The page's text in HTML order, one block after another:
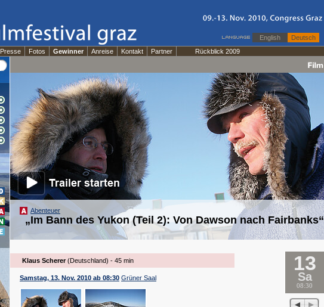
English
Deutsch
Presse Fotos Gewinner Anreise Kontakt Partner Rückblick 2009
Abenteuer
„Im Bann des Yukon (Teil 2): Von Dawson nach Fairbanks“
Klaus Scherer(Deutschland) - 45 min
Samstag, 13. Nov. 2010 ab 08:30 Grüner Saal
13
Sa
08:30